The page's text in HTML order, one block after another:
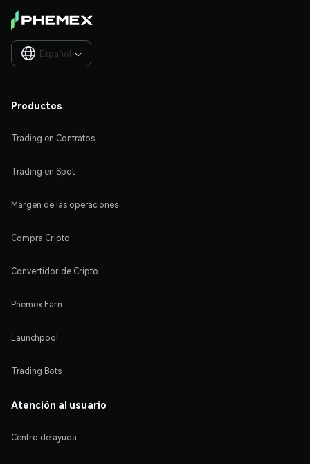
Español 
Productos
Trading en Contratos
Trading en Spot
Margen de las operaciones
Compra Cripto
Convertidor de Cripto
Phemex Earn
Launchpool
Trading Bots
Atención al usuario
Centro de ayuda